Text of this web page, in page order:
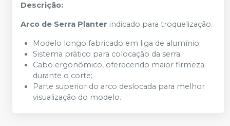
Descrição:
Arco de Serra Planter indicado para troquelização.
Modelo longo fabricado em liga de alumínio;
Sistema prático para colocação da serra;
Cabo ergonômico, oferecendo maior firmeza
durante o corte;
Parte superior do arco deslocada para melhor
visualização do modelo.